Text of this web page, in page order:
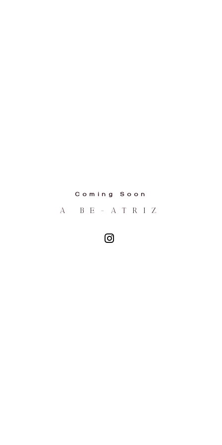
Coming Soon
A BE-ATRIZ